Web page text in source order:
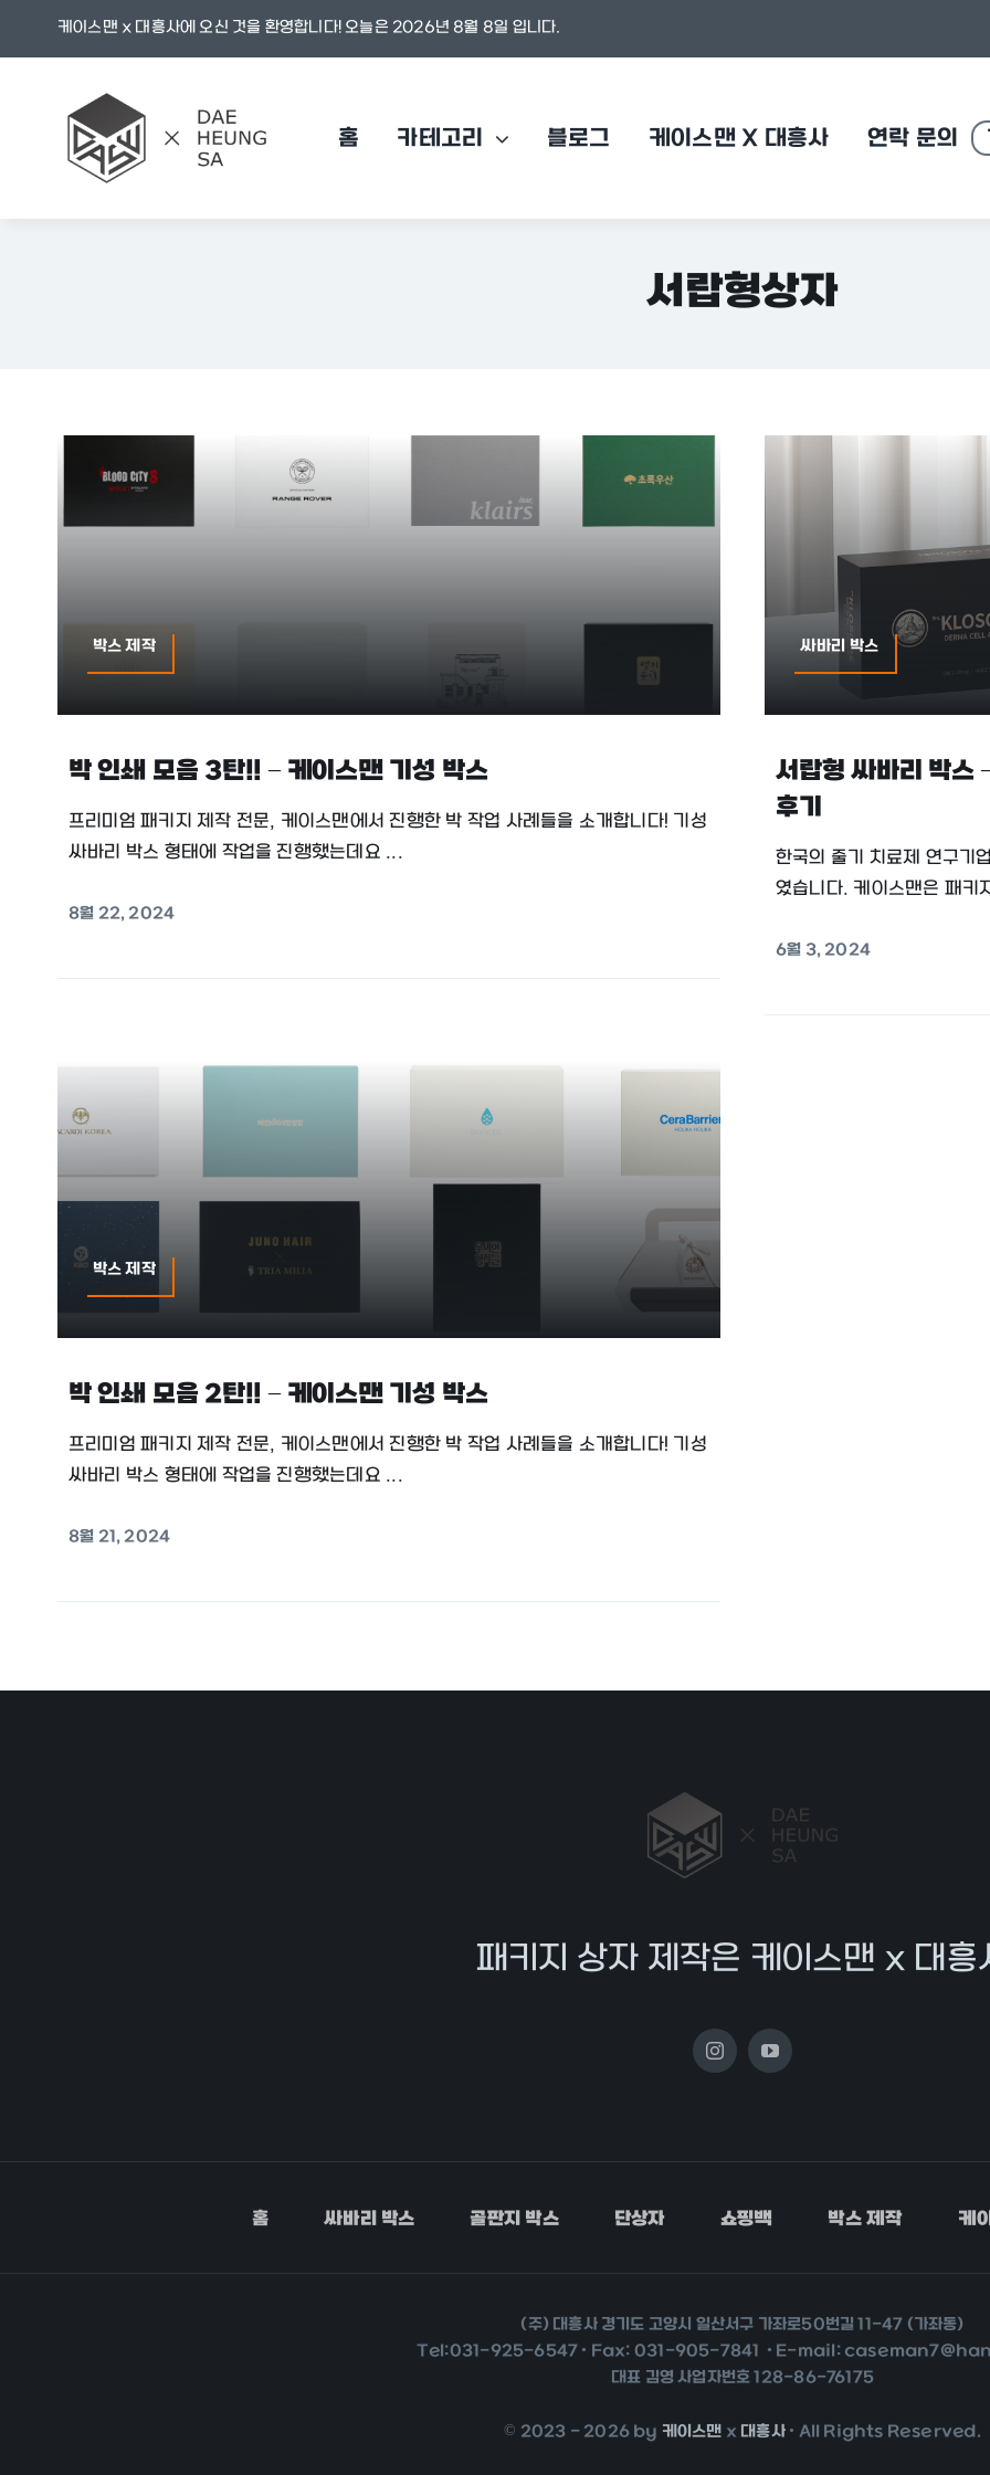
케이스맨 x 대흥사에 오신 것을 환영합니다! 오늘은 2026년 8월 8일 입니다.
홈 카테고리 블로그 케이스맨 X 대흥사 연락 문의
서랍형상자
박스 제작
박 인쇄 모음 3탄!! – 케이스맨 기성 박스
프리미엄 패키지 제작 전문, 케이스맨에서 진행한 박 작업 사례들을 소개합니다! 기성
싸바리 박스 형태에 작업을 진행했는데요 ...
8월 22, 2024
싸바리 박스
서랍형 싸바리 박
후기
한국의 줄기 치료제 연구
였습니다. 케이스맨은 패키
6월 3, 2024
박스 제작
박 인쇄 모음 2탄!! – 케이스맨 기성 박스
프리미엄 패키지 제작 전문, 케이스맨에서 진행한 박 작업 사례들을 소개합니다! 기성
싸바리 박스 형태에 작업을 진행했는데요 ...
8월 21, 2024
패키지 상자 제작은 케이스맨 x 대흥
홈 싸바리 박스 골판지 박스 단상자 쇼핑백 박스 제작 케
(주) 대흥사 경기도 고양시 일산서구 가좌로50번길 11-47 (가좌동)
Tel:031-925-6547 • Fax: 031-905-7841 • E-mail:
대표 김영 사업자번호 128-86-76175
© 2023 - 2026 by 케이스맨 x 대흥사• All Rights Reserved.